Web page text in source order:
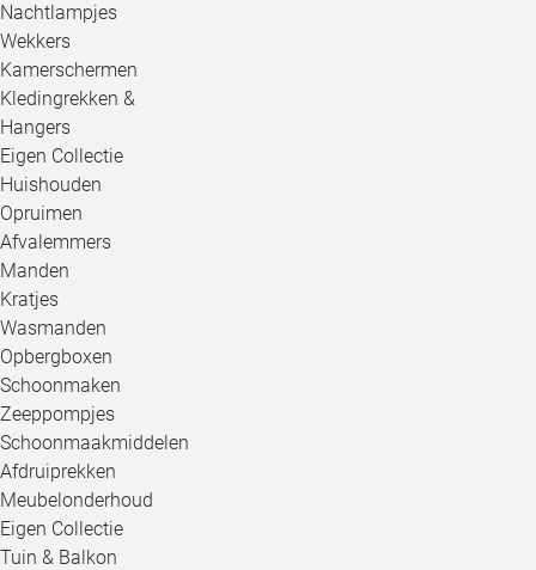
Nachtlampjes
Wekkers
Kamerschermen
Kledingrekken &
Hangers
Eigen Collectie
Huishouden
Opruimen
Afvalemmers
Manden
Kratjes
Wasmanden
Opbergboxen
Schoonmaken
Zeeppompjes
Schoonmaakmiddelen
Afdruiprekken
Meubelonderhoud
Eigen Collectie
Tuin & Balkon